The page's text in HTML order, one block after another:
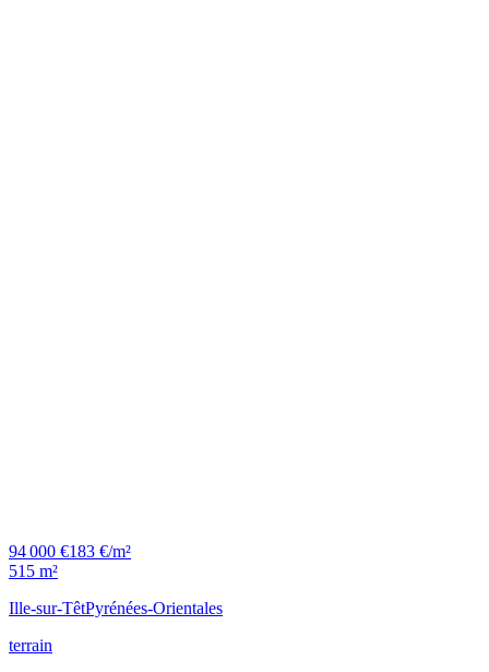
94 000 €183 €/m²
515 m²
Ille-sur-TêtPyrénées-Orientales
terrain